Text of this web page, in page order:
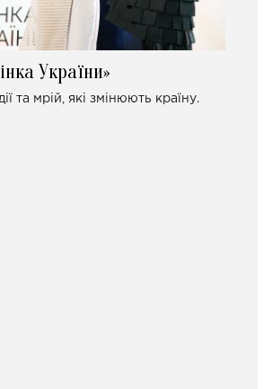
України»
та мрій, які змінюють країну.